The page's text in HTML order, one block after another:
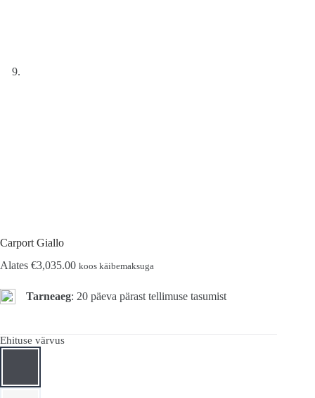
Carport Giallo
Alates €3,035.00 koos käibemaksuga
Tarneaeg: 20 päeva pärast tellimuse tasumist
Ehituse värvus